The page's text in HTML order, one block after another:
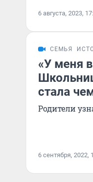
6 августа, 2023,
СЕМЬЯ
«У меня
стала
Родители
6 сентября, 2022,